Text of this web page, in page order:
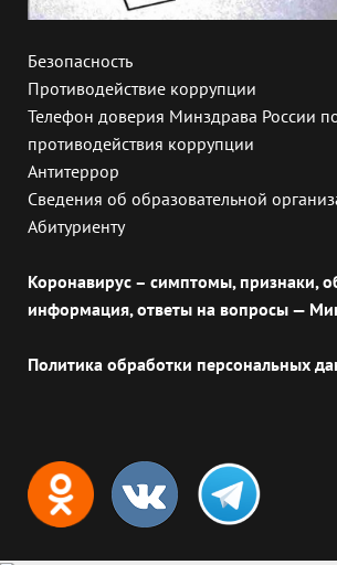
Безопасность
Противодействие коррупции
Телефон доверия Минздрава России
противодействия коррупции
Антитеррор
Сведения об образовательной
Абитуриенту
Коронавирус – симптомы, признаки,
информация, ответы на вопросы —
Политика обработки персональных